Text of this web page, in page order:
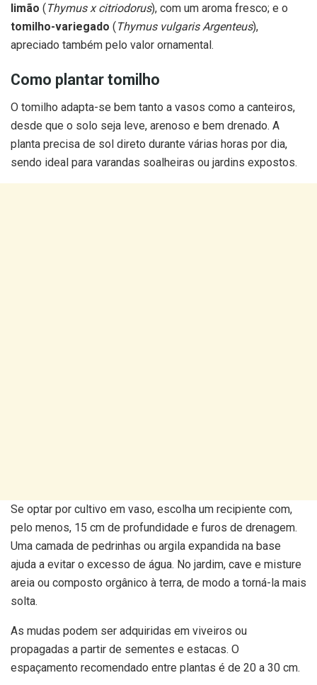
limão (Thymus x citriodorus), com um aroma fresco; e o
tomilho-variegado (Thymus vulgaris Argenteus),
apreciado também pelo valor ornamental.
Como plantar tomilho
O tomilho adapta-se bem tanto a vasos como a canteiros,
desde que o solo seja leve, arenoso e bem drenado. A
planta precisa de sol direto durante várias horas por dia,
sendo ideal para varandas soalheiras ou jardins expostos.
Se optar por cultivo em vaso, escolha um recipiente com,
pelo menos, 15 cm de profundidade e furos de drenagem.
Uma camada de pedrinhas ou argila expandida na base
ajuda a evitar o excesso de água. No jardim, cave e misture
areia ou composto orgânico à terra, de modo a torná-la mais
solta.
As mudas podem ser adquiridas em viveiros ou
propagadas a partir de sementes e estacas. O
espaçamento recomendado entre plantas é de 20 a 30 cm.